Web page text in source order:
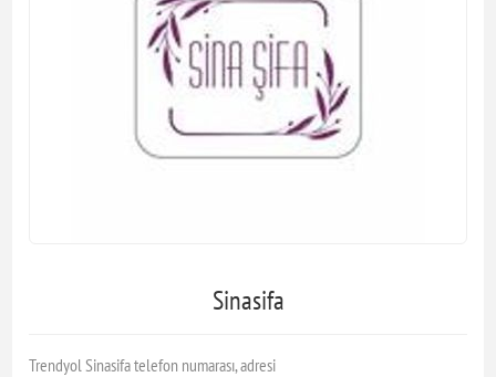
Sinasifa
Trendyol Sinasifa telefon numarası, adresi